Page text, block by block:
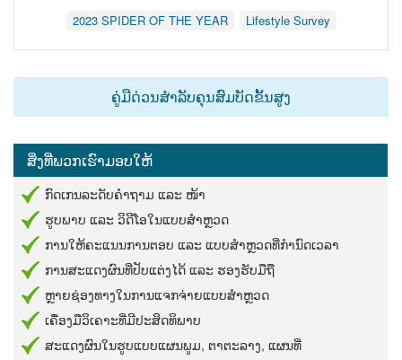
2023 SPIDER OF THE YEAR
Lifestyle Survey
ຄູ່​ມື​ດ່ວນ​ສຳ​ລັບ​ຄຸນ​ສົມ​ບັດ​ຂັ້ນ​ສູງ
ສິ່ງ​ທີ່​ພວກ​ເຮົາ​ມອບ​ໃຫ້
ກົດ​ເກນ​ລະ​ດັບ​ຄຳ​ຖາມ​ ແລະ​ ໜ້າ
ຮູບ​ພາບ​ ແລະ​ ວິ​ດີ​ໂອ​ໃນ​ແບບ​ສຳ​ຫຼວດ
ການ​ໃຫ້​ຄະ​ແນນ​ການ​ຕອບ​ ແລະ​ ແບບ​ສຳ​ຫຼວດ​ທີ່​ກຳ​ນົດ​ເວ​ລາ
ການ​ສະ​ແດງ​ຜົນ​ທີ່​ປັບ​ແຕ່ງ​ໄດ້​ ແລະ​ ຮອງ​ຮັບ​ມື​ຖື
ຫຼາຍ​ຊ່ອງ​ທາງ​ໃນ​ການ​ແຈກ​ຈ່າຍ​ແບບ​ສຳ​ຫຼວດ
ເຄື່ອງ​ມື​ວິ​ເຄາະ​ທີ່​ມີ​ປະ​ສິດ​ທິ​ພາບ
ສະ​ແດງ​ຜົນ​ໃນ​ຮູບ​ແບບ​ແຜນ​ພູມ,​ ຕາ​ຕະ​ລາງ,​ ແຜນ​ທີ່